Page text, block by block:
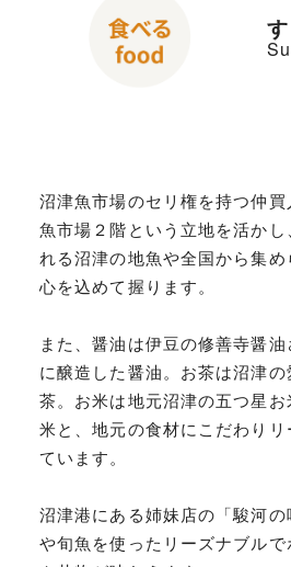
沼津魚市場のセリ権を持つ仲
魚市場２階という立地を活か
れる沼津の地魚や全国から集
心を込めて握ります。
また、醤油は伊豆の修善寺醤
に醸造した醤油。お茶は沼津
茶。お米は地元沼津の五つ星
米と、地元の食材にこだわり
ています。
沼津港にある姉妹店の「駿河
や旬魚を使ったリーズナブル